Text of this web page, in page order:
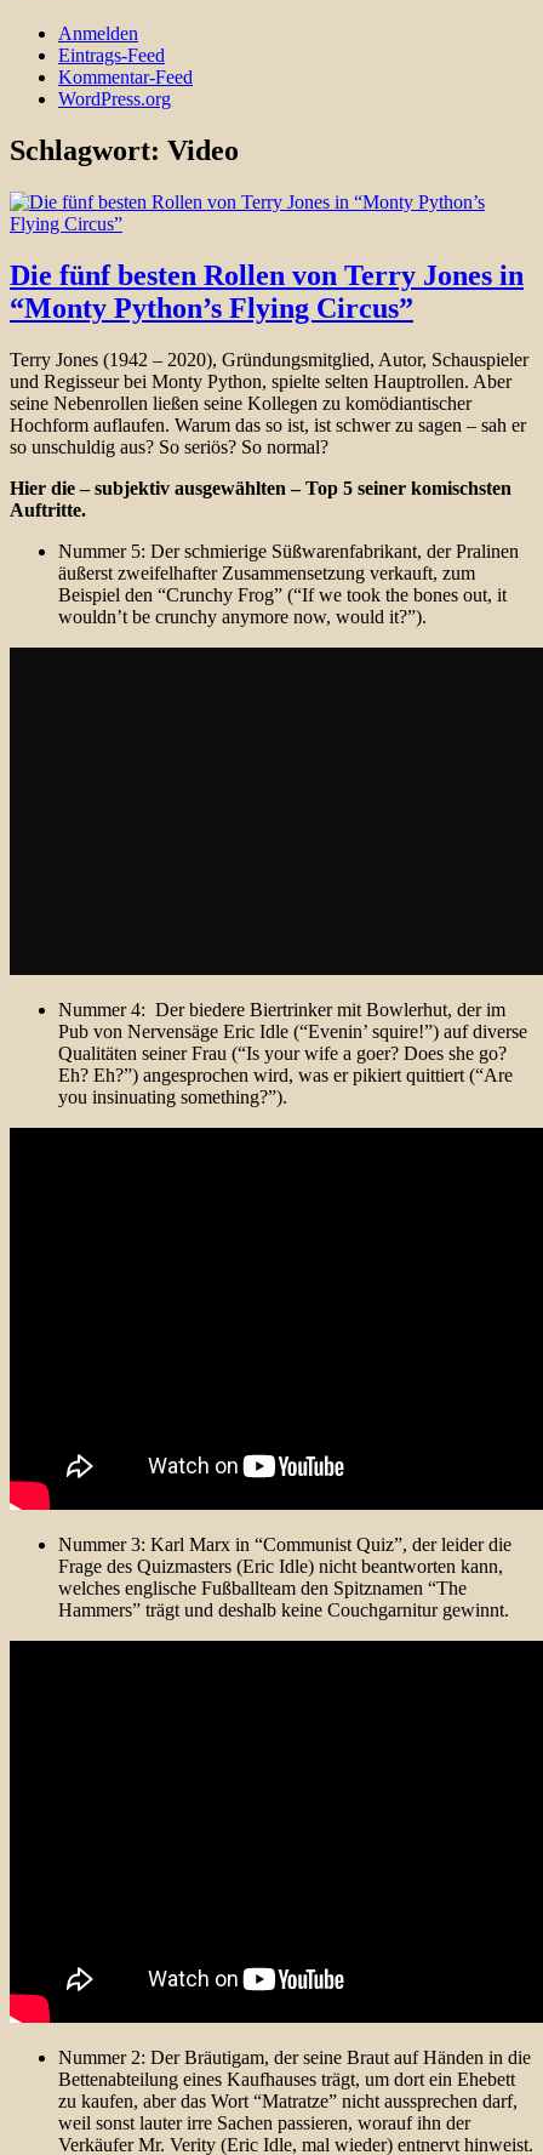
Anmelden
Eintrags-Feed
Kommentar-Feed
WordPress.org
Schlagwort: Video
Die fünf besten Rollen von Terry Jones in
“Monty Python’s Flying Circus”
Terry Jones (1942 – 2020), Gründungsmitglied, Autor, Schauspieler
und Regisseur bei Monty Python, spielte selten Hauptrollen. Aber
seine Nebenrollen ließen seine Kollegen zu komödiantischer
Hochform auflaufen. Warum das so ist, ist schwer zu sagen – sah er
so unschuldig aus? So seriös? So normal?
Hier die – subjektiv ausgewählten – Top 5 seiner komischsten
Auftritte.
Nummer 5: Der schmierige Süßwarenfabrikant, der Pralinen
äußerst zweifelhafter Zusammensetzung verkauft, zum
Beispiel den “Crunchy Frog” (“If we took the bones out, it
wouldn’t be crunchy anymore now, would it?”).
Nummer 4: Der biedere Biertrinker mit Bowlerhut, der im
Pub von Nervensäge Eric Idle (“Evenin’ squire!”) auf diverse
Qualitäten seiner Frau (“Is your wife a goer? Does she go?
Eh? Eh?”) angesprochen wird, was er pikiert quittiert (“Are
you insinuating something?”).
Nummer 3: Karl Marx in “Communist Quiz”, der leider die
Frage des Quizmasters (Eric Idle) nicht beantworten kann,
welches englische Fußballteam den Spitznamen “The
Hammers” trägt und deshalb keine Couchgarnitur gewinnt.
Nummer 2: Der Bräutigam, der seine Braut auf Händen in die
Bettenabteilung eines Kaufhauses trägt, um dort ein Ehebett
zu kaufen, aber das Wort “Matratze” nicht aussprechen darf,
weil sonst lauter irre Sachen passieren, worauf ihn der
Verkäufer Mr. Verity (Eric Idle, mal wieder) entnervt hinweist.